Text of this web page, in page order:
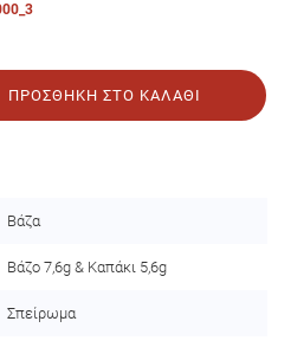
ΠΡΟΣΘΉΚΗ ΣΤΟ ΚΑΛΆΘΙ
Βάζα
Βάζο 7,6g & Καπάκι 5,6g
Σπείρωμα